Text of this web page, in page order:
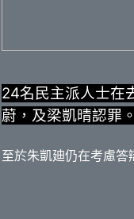
24名民主派人士在
蔚，及梁凱晴認罪
至於朱凱廸仍在考慮答